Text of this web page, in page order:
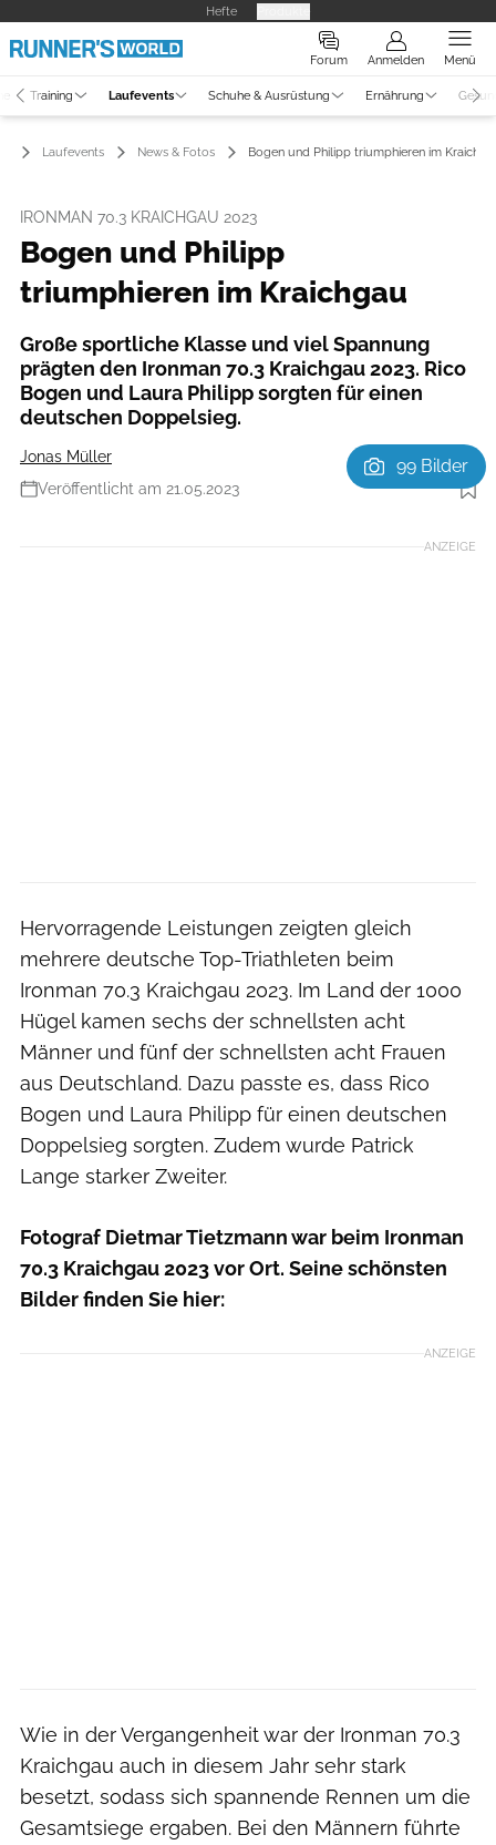
Hefte
Forum Anmelden Menü
Training Laufevents Schuhe & Ausrüstung Ernährung
Laufevents News & Fotos Bogen und Philipp triumphieren im
IRONMAN 70.3 KRAICHGAU 2023
Bogen und Philipp
triumphieren im Kraichgau
Große sportliche Klasse und viel Spannung
prägten den Ironman 70.3 Kraichgau 2023. Rico
Bogen und Laura Philipp sorgten für einen
deutschen Doppelsieg.
Jonas Müller
Veröffentlicht am 21.05.2023
Foto: Dietmar Tietzmann
99 Bilder
ANZEIGE
Hervorragende Leistungen zeigten gleich
mehrere deutsche Top-Triathleten beim
Ironman 70.3 Kraichgau 2023. Im Land der 1000
Hügel kamen sechs der schnellsten acht
Männer und fünf der schnellsten acht Frauen
aus Deutschland. Dazu passte es, dass Rico
Bogen und Laura Philipp für einen deutschen
Doppelsieg sorgten. Zudem wurde Patrick
Lange starker Zweiter.
Fotograf Dietmar Tietzmann war beim Ironman
70.3 Kraichgau 2023 vor Ort. Seine schönsten
Bilder finden Sie hier:
ANZEIGE
Wie in der Vergangenheit war der Ironman 70.3
Kraichgau auch in diesem Jahr sehr stark
besetzt, sodass sich spannende Rennen um die
Gesamtsiege ergaben. Bei den Männern führte